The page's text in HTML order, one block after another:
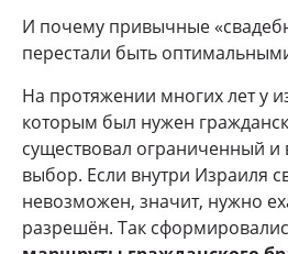
И почему привычные
перестали быть
На протяжении многих лет у
которым был нужен
существовал ограниченный и
выбор. Если внутри Израиля
невозможен, значит, нужно
разрешён. Так